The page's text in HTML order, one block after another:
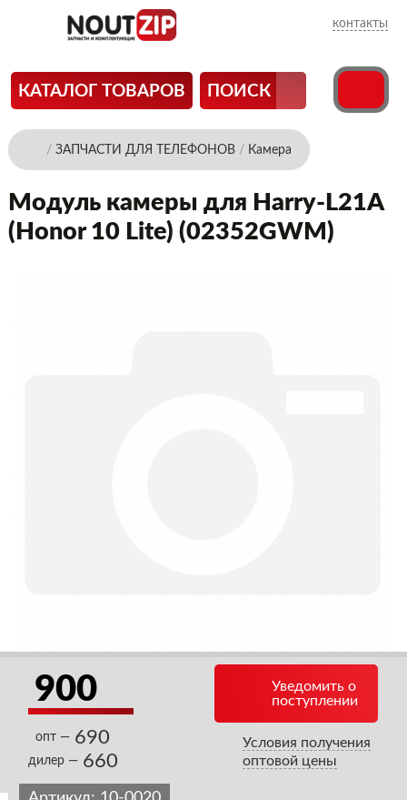
контакты
КАТАЛОГ ТОВАРОВ ПОИСК
/ ЗАПЧАСТИ ДЛЯ ТЕЛЕФОНОВ/ Камера
Модуль камеры для Harry-L21A
(Honor 10 Lite) (02352GWM)
900
опт — 690
дилер — 660
Уведомить о
поступлении
Условия получения
оптовой цены